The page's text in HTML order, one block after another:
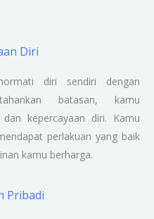
Diri
diri sendiri dengan
batasan, kamu
kepercayaan diri. Kamu
perlakuan yang baik
kamu berharga.
Pribadi